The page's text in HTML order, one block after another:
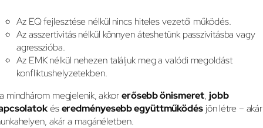
Az EQ fejlesztése nélkül nincs hiteles vezetői működés.
Az asszertivitás nélkül könnyen áteshetünk passzivitásba vagy
agresszióba.
Az EMK nélkül nehezen találjuk meg a valódi megoldást
konfliktushelyzetekben.
mindhárom megjelenik, akkorerősebb önismeret,jobb
éseredményesebb együttműködésjön létre – akár
akár a magánéletben.